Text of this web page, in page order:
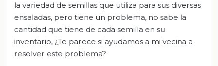
la variedad de semillas que utiliza para sus diversas
ensaladas, pero tiene un problema, no sabe la
cantidad que tiene de cada semilla en su
inventario, ¿Te parece si ayudamos a mi vecina a
resolver este problema?